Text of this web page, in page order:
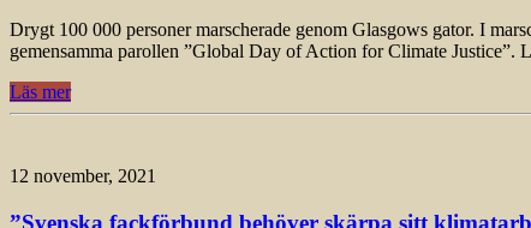
Drygt 100 000 personer marscherade genom Glasgows gator. I
gemensamma parollen ”Global Day of Action for Climate Justice”.
Läs mer
12 november, 2021
”Svenska fackförbund behöver skärpa sitt